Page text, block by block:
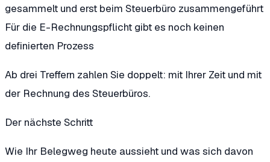
gesammelt und erst beim Steuerbüro zusammengeführt
Für die E-Rechnungspflicht gibt es noch keinen
definierten Prozess
Ab drei Treffern zahlen Sie doppelt: mit Ihrer Zeit und mit
der Rechnung des Steuerbüros.
Der nächste Schritt
Wie Ihr Belegweg heute aussieht und was sich davon